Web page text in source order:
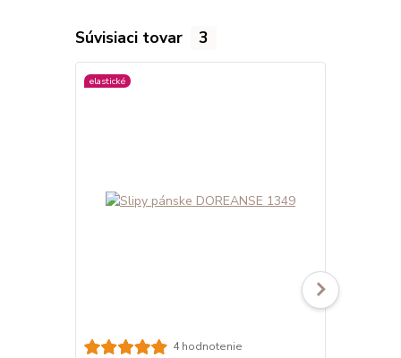
Súvisiaci tovar 3
elastické
4 hodnotenie